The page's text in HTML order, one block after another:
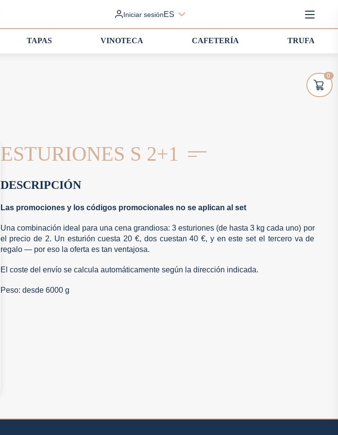
Iniciar sesiónES
TAPAS VINOTECA CAFETERÍA TRUFA
ESTURIONES S 2+1
DESCRIPCIÓN
Las promociones y los códigos promocionales no se aplican al set
Una combinación ideal para una cena grandiosa: 3 esturiones (de hasta 3 kg cada uno) por
el precio de 2. Un esturión cuesta 20 €, dos cuestan 40 €, y en este set el tercero va de
regalo — por eso la oferta es tan ventajosa.
El coste del envío se calcula automáticamente según la dirección indicada.
Peso: desde 6000 g
0